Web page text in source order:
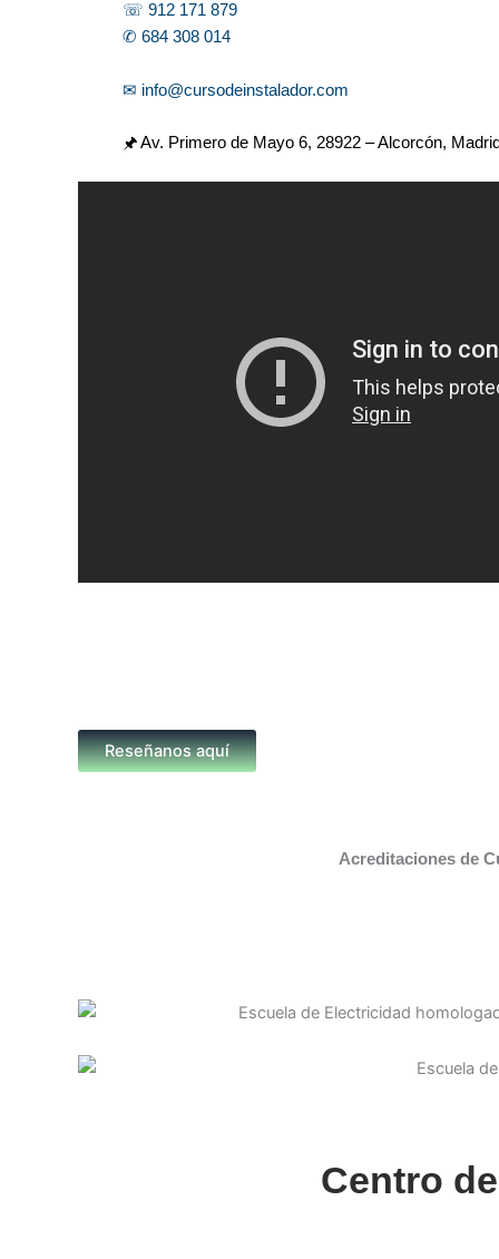
☏ 912 171 879
✆ 684 308 014
✉ info@cursodeinstalador.com
🖈 Av. Primero de Mayo 6, 28922 – Alcorcón,
Reseñanos aquí
Acreditaciones de
Centro